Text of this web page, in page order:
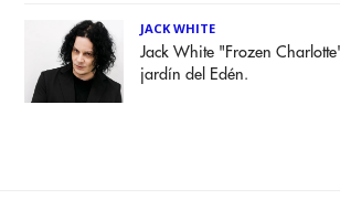
JACK WHITE
Jack White "Frozen
jardín del Edén.